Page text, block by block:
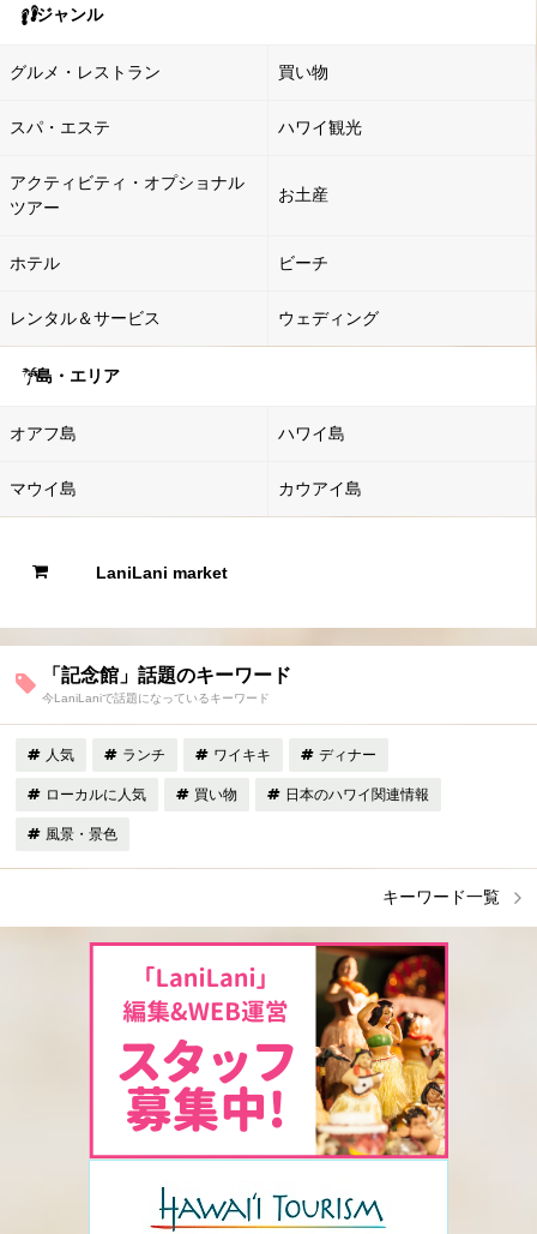
ジャンル
グルメ・レストラン 買い物
スパ・エステ ハワイ観光
アクティビティ・オプショナル
ツアー
お土産
ホテル ビーチ
レンタル＆サービス ウェディング
島・エリア
オアフ島 ハワイ島
マウイ島 カウアイ島
LaniLani market
「記念館」話題のキーワード
今LaniLaniで話題になっているキーワード
人気 ランチ ワイキキ ディナー
ローカルに人気 買い物 日本のハワイ関連情報
風景・景色
キーワード一覧